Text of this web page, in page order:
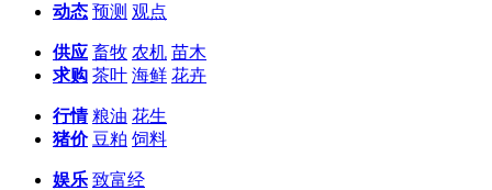
动态 预测 观点
供应 畜牧 农机 苗木
求购 茶叶 海鲜 花卉
行情 粮油 花生
猪价 豆粕 饲料
娱乐 致富经